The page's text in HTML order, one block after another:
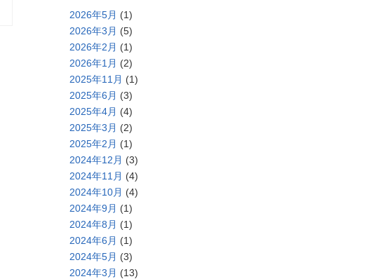
2026年5月 (1)
2026年3月 (5)
2026年2月 (1)
2026年1月 (2)
2025年11月 (1)
2025年6月 (3)
2025年4月 (4)
2025年3月 (2)
2025年2月 (1)
2024年12月 (3)
2024年11月 (4)
2024年10月 (4)
2024年9月 (1)
2024年8月 (1)
2024年6月 (1)
2024年5月 (3)
2024年3月 (13)